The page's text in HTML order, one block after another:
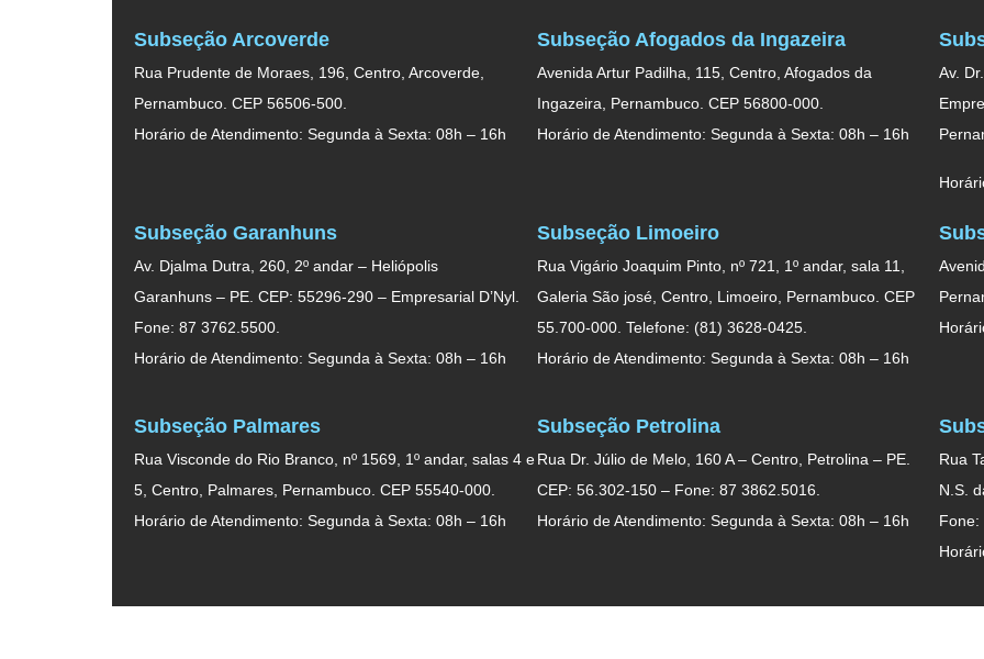
Subseção Arcoverde
Rua Prudente de Moraes, 196, Centro, Arcoverde,
Pernambuco. CEP 56506-500.
Horário de Atendimento: Segunda à Sexta: 08h – 16h
Subseção Afogados da Ingazeira
Avenida Artur Padilha, 115, Centro, Afogados da
Ingazeira, Pernambuco. CEP 56800-000.
Horário de Atendimento: Segunda à Sexta: 08h – 16h
Av.
Subseção Garanhuns
Av. Djalma Dutra, 260, 2º andar – Heliópolis
Garanhuns – PE. CEP: 55296-290 – Empresarial D’Nyl.
Fone: 87 3762.5500.
Horário de Atendimento: Segunda à Sexta: 08h – 16h
Subseção Limoeiro
Rua Vigário Joaquim Pinto, nº 721, 1º andar, sala 11,
Galeria São josé, Centro, Limoeiro, Pernambuco. CEP
55.700-000. Telefone: (81) 3628-0425.
Horário de Atendimento: Segunda à Sexta: 08h – 16h
Subseção Palmares
Rua Visconde do Rio Branco, nº 1569, 1º andar, salas 4 e
5, Centro, Palmares, Pernambuco. CEP 55540-000.
Horário de Atendimento: Segunda à Sexta: 08h – 16h
Subseção Petrolina
Rua Dr. Júlio de Melo, 160 A – Centro, Petrolina – PE.
CEP: 56.302-150 – Fone: 87 3862.5016.
Horário de Atendimento: Segunda à Sexta: 08h – 16h
Rua
N.S.
Fone: